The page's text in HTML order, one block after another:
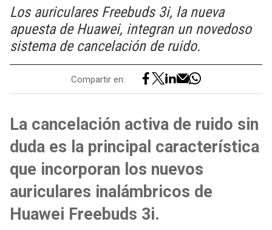
Los auriculares Freebuds 3i, la nueva
apuesta de Huawei, integran un novedoso
sistema de cancelación de ruido.
Compartir en:
La cancelación activa de ruido sin
duda es la principal característica
que incorporan los nuevos
auriculares inalámbricos de
Huawei Freebuds 3i.